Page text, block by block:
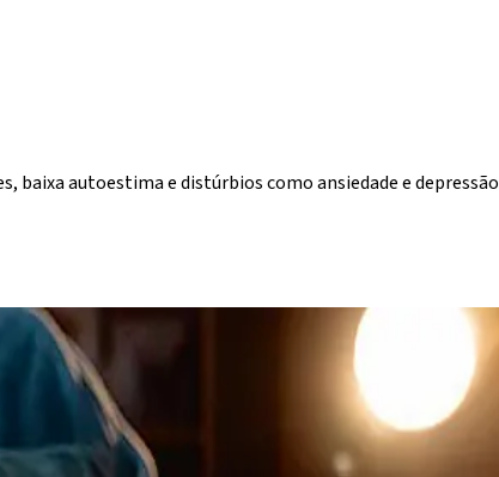
baixa autoestima e distúrbios como ansiedade e depressão